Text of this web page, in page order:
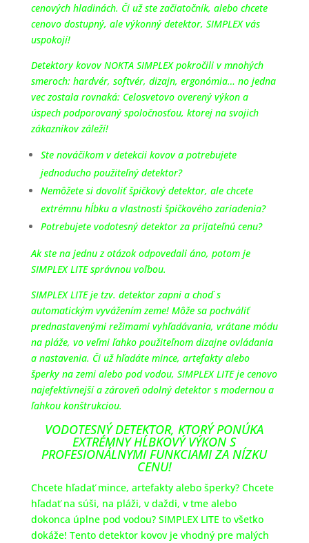
cenových hladinách. Či už ste začiatočník, alebo chcete
cenovo dostupný, ale výkonný detektor, SIMPLEX vás
uspokojí!
Detektory kovov NOKTA SIMPLEX pokročili v mnohých
smeroch: hardvér, softvér, dizajn, ergonómia… no jedna
vec zostala rovnaká: Celosvetovo overený výkon a
úspech podporovaný spoločnosťou, ktorej na svojich
zákazníkov záleží!
Ste nováčikom v detekcii kovov a potrebujete
jednoducho použiteľný detektor?
Nemôžete si dovoliť špičkový detektor, ale chcete
extrémnu hĺbku a vlastnosti špičkového zariadenia?
Potrebujete vodotesný detektor za prijateľnú cenu?
Ak ste na jednu z otázok odpovedali áno, potom je
SIMPLEX LITE správnou voľbou.
SIMPLEX LITE je tzv. detektor zapni a choď s
automatickým vyvážením zeme! Môže sa pochváliť
prednastavenými režimami vyhľadávania, vrátane módu
na pláže, vo veľmi ľahko použiteľnom dizajne ovládania
a nastavenia. Či už hľadáte mince, artefakty alebo
šperky na zemi alebo pod vodou, SIMPLEX LITE je cenovo
najefektívnejší a zároveň odolný detektor s modernou a
ľahkou konštrukciou.
VODOTESNÝ DETEKTOR, KTORÝ PONÚKA
EXTRÉMNY HĹBKOVÝ VÝKON S
PROFESIONÁLNYMI FUNKCIAMI ZA NÍZKU
CENU!
Chcete hľadať mince, artefakty alebo šperky? Chcete
hľadať na súši, na pláži, v daždi, v tme alebo
dokonca úplne pod vodou? SIMPLEX LITE to všetko
dokáže! Tento detektor kovov je vhodný pre malých